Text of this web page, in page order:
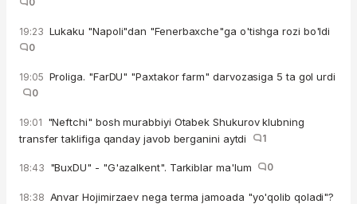
19:23 Lukaku "Napoli"dan "Fenerbaxche"ga o'tishga rozi bo'ldi
0
19:05 Proliga. "FarDU" "Paxtakor farm" darvozasiga 5 ta gol urdi
0
19:01 "Neftchi" bosh murabbiyi Otabek Shukurov klubning
transfer taklifiga qanday javob berganini aytdi
1
18:43 "BuxDU" - "G'azalkent". Tarkiblar ma'lum 0
18:38 Anvar Hojimirzaev nega terma jamoada "yo'qolib qoladi"?